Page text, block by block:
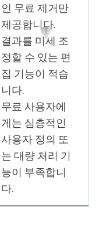
인 무료 제거만
제공합니다.
결과를 미세 조
정할 수 있는 편
집 기능이 적습
니다.
무료 사용자에
게는 심층적인
사용자 정의 또
는 대량 처리 기
능이 부족합니
다.